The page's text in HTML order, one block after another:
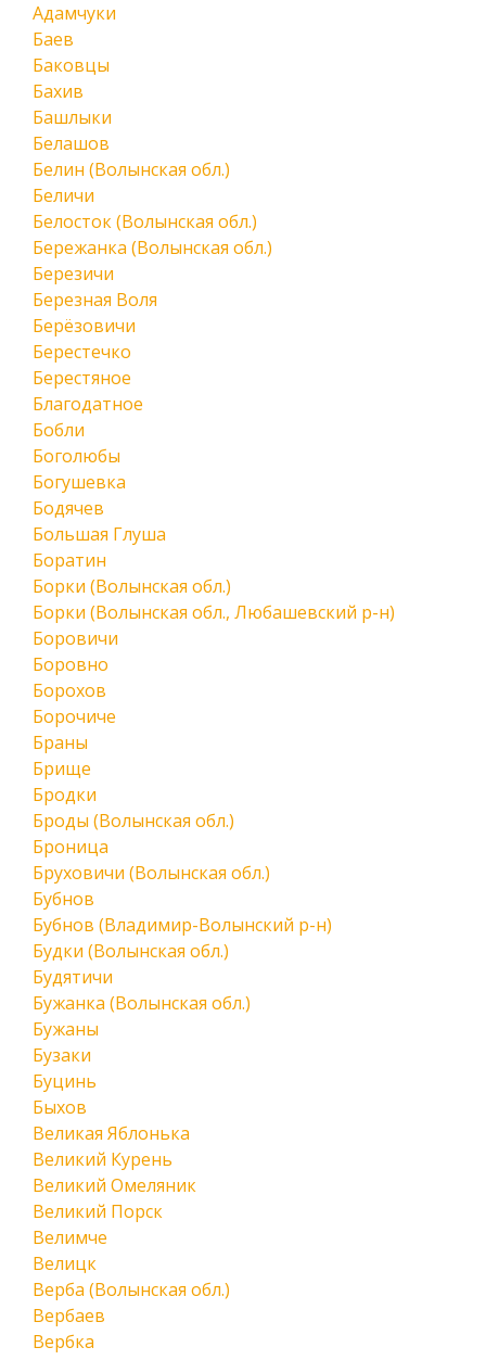
Адамчуки
Баев
Баковцы
Бахив
Башлыки
Белашов
Белин (Волынская обл.)
Беличи
Белосток (Волынская обл.)
Бережанка (Волынская обл.)
Березичи
Березная Воля
Берёзовичи
Берестечко
Берестяное
Благодатное
Бобли
Боголюбы
Богушевка
Бодячев
Большая Глуша
Боратин
Борки (Волынская обл.)
Борки (Волынская обл., Любашевский р-н)
Боровичи
Боровно
Борохов
Борочиче
Браны
Брище
Бродки
Броды (Волынская обл.)
Броница
Бруховичи (Волынская обл.)
Бубнов
Бубнов (Владимир-Волынский р-н)
Будки (Волынская обл.)
Будятичи
Бужанка (Волынская обл.)
Бужаны
Бузаки
Буцинь
Быхов
Великая Яблонька
Великий Курень
Великий Омеляник
Великий Порск
Велимче
Велицк
Верба (Волынская обл.)
Вербаев
Вербка